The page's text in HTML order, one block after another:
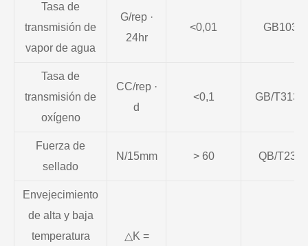
Tasa de
transmisión de
vapor de agua
G/rep ·
24hr
<0,01 GB1037
Tasa de
transmisión de
oxígeno
CC/rep ·
d
<0,1 GB/
Fuerza de
sellado
N/15mm > 60 QB/T2358
Envejecimiento
de alta y baja
temperatura
△K =